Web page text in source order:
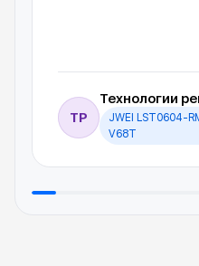
ТР
Технологии
JWEI LST0604-
V68T